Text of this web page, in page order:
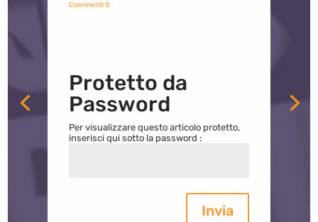
Commenti 0
Protetto da
Password
Per visualizzare questo articolo protetto,
inserisci qui sotto la password :
Invia